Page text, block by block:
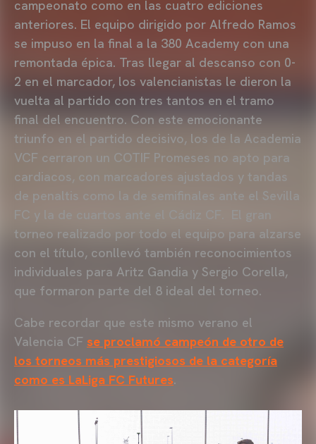
campeonato como en las cuatro ediciones
anteriores. El equipo dirigido por Alfredo Ramos
se impuso en la final a la 380 Academy con una
remontada épica. Tras llegar al descanso con 0-
2 en el marcador, los valencianistas le dieron la
vuelta al partido con tres tantos en el tramo
final del encuentro. Con este emocionante
triunfo en el partido decisivo, los de la Academia
VCF cerraron un COTIF Promeses no apto para
cardiacos, con marcadores ajustados y tandas
de penaltis como la de semifinales ante el Sevilla
FC y la de cuartos ante el Cádiz CF. El gran
torneo realizado por todo el equipo para alzarse
con el título, conllevó también reconocimientos
individuales para Aritz Gandia y Sergio Corella,
que formaron parte del 8 ideal del torneo.
Cabe recordar que este mismo verano el
Valencia CF se proclamó campeón de otro de
los torneos más prestigiosos de la categoría
como es LaLiga FC Futures.